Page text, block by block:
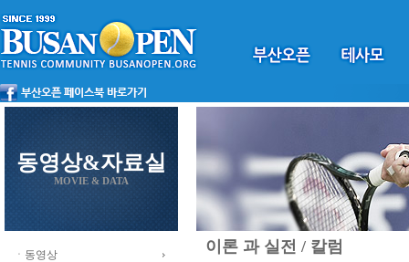
동영상&자료실
MOVIE & DATA
ㆍ동영상 이론 과 실전 / 칼럼